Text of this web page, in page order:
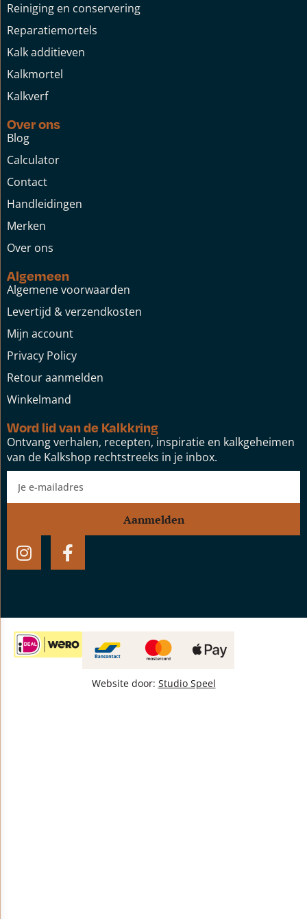
Reiniging en conservering
Reparatiemortels
Kalk additieven
Kalkmortel
Kalkverf
Over ons
Blog
Calculator
Contact
Handleidingen
Merken
Over ons
Algemeen
Algemene voorwaarden
Levertijd & verzendkosten
Mijn account
Privacy Policy
Retour aanmelden
Winkelmand
Word lid van de Kalkkring
Ontvang verhalen, recepten, inspiratie en kalkgeheimen
van de Kalkshop rechtstreeks in je inbox.
Aanmelden
Website door: Studio Speel